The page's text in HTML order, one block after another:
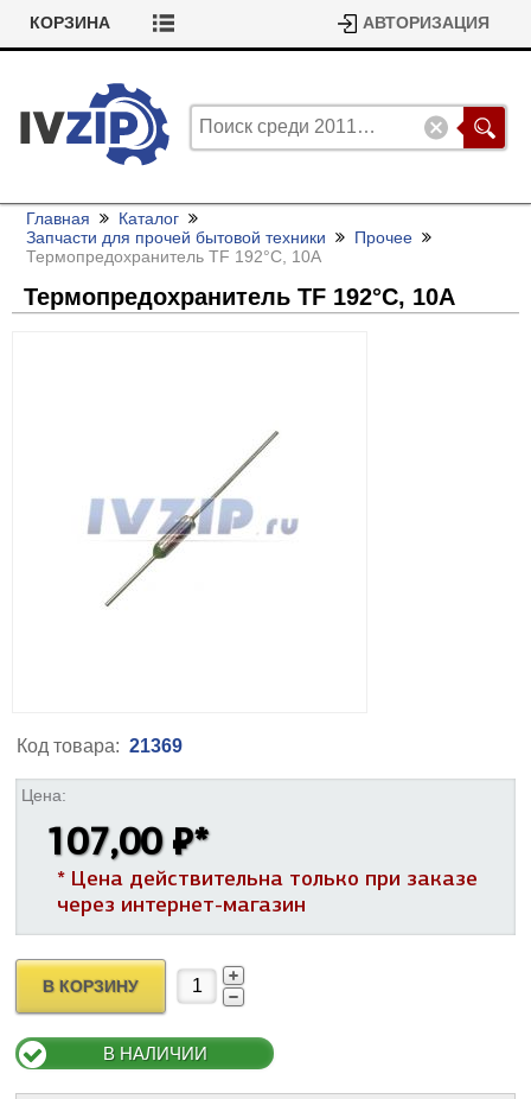
КОРЗИНА АВТОРИЗАЦИЯ
Главная
Каталог
Запчасти для прочей бытовой техники
Прочее
Термопредохранитель TF 192°С, 10А
Термопредохранитель TF 192°С, 10А
Код товара: 21369
Цена:
107,00 ₽*
* Цена действительна только при заказе
через интернет-магазин
В КОРЗИНУ
В НАЛИЧИИ